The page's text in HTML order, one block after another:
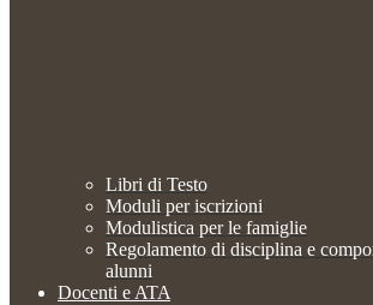
Libri di Testo
Moduli per iscrizioni
Modulistica per le famiglie
Regolamento di disciplina e
alunni
Docenti e ATA